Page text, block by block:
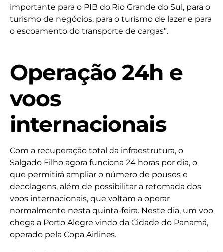
importante para o PIB do Rio Grande do Sul, para o
turismo de negócios, para o turismo de lazer e para
o escoamento do transporte de cargas”.
Operação 24h e
voos
internacionais
Com a recuperação total da infraestrutura, o
Salgado Filho agora funciona 24 horas por dia, o
que permitirá ampliar o número de pousos e
decolagens, além de possibilitar a retomada dos
voos internacionais, que voltam a operar
normalmente nesta quinta-feira. Neste dia, um voo
chega a Porto Alegre vindo da Cidade do Panamá,
operado pela Copa Airlines.